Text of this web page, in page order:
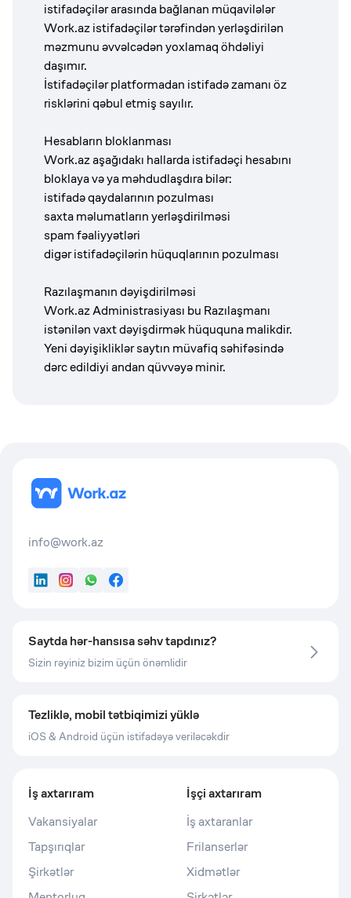
istifadəçilər arasında bağlanan müqavilələr
Work.az istifadəçilər tərəfindən yerləşdirilən
məzmunu əvvəlcədən yoxlamaq öhdəliyi
daşımır.
İstifadəçilər platformadan istifadə zamanı öz
risklərini qəbul etmiş sayılır.
Hesabların bloklanması
Work.az aşağıdakı hallarda istifadəçi hesabını
bloklaya və ya məhdudlaşdıra bilər:
istifadə qaydalarının pozulması
saxta məlumatların yerləşdirilməsi
spam fəaliyyətləri
digər istifadəçilərin hüquqlarının pozulması
Razılaşmanın dəyişdirilməsi
Work.az Administrasiyası bu Razılaşmanı
istənilən vaxt dəyişdirmək hüququna malikdir.
Yeni dəyişikliklər saytın müvafiq səhifəsində
dərc edildiyi andan qüvvəyə minir.
info@work.az
LinkedInInstagram
WhatsApp
Facebook
Saytda hər-hansısa səhv tapdınız?
Sizin rəyiniz bizim üçün önəmlidir
Tezliklə, mobil tətbiqimizi yüklə
iOS & Android üçün istifadəyə veriləcəkdir
İş axtarıram
Vakansiyalar
Tapşırıqlar
Şirkətlər
İşçi axtarıram
İş axtaranlar
Frilanserlər
Xidmətlər